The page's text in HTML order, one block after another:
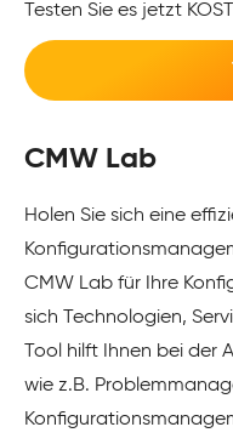
Testen Sie es jetzt
CMW Lab
Holen Sie sich eine
CMW Lab für Ihre
sich Technologien,
Tool hilft Ihnen bei der
wie z.B.